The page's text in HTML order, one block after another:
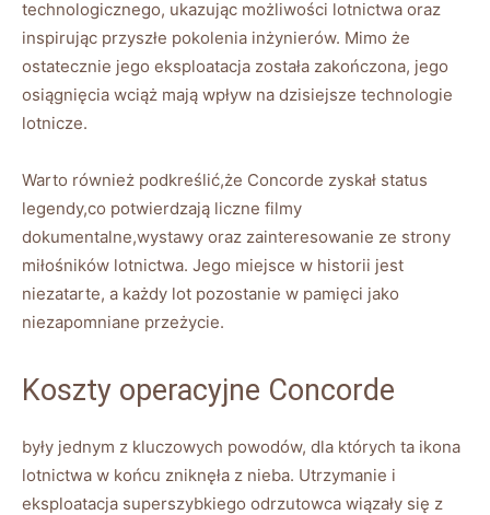
technologicznego, ukazując ⁢możliwości lotnictwa⁢ oraz​
inspirując⁤ przyszłe​ pokolenia ‍inżynierów. ⁤Mimo że
⁣ostatecznie jego eksploatacja została‌ zakończona, jego
osiągnięcia wciąż mają wpływ⁤ na dzisiejsze technologie
lotnicze.
Warto również podkreślić,że Concorde zyskał status
legendy,co potwierdzają ‍liczne ⁤filmy
dokumentalne,wystawy oraz ‍zainteresowanie ze strony
miłośników lotnictwa. Jego miejsce w historii jest
niezatarte, a każdy lot pozostanie w pamięci jako⁣
niezapomniane przeżycie.
Koszty operacyjne Concorde
były jednym‍ z kluczowych powodów, dla których ta‌ ikona
lotnictwa w końcu zniknęła z⁤ nieba.⁢ Utrzymanie i
⁢eksploatacja superszybkiego odrzutowca ‌wiązały się z⁤